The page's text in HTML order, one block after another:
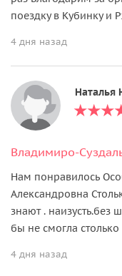
поездку в Кубинку и
4 дня назад
Наталья
Владимиро-
Нам понравилось
Александровна
знают . наизусть.без
бы не смогла столько
4 дня назад